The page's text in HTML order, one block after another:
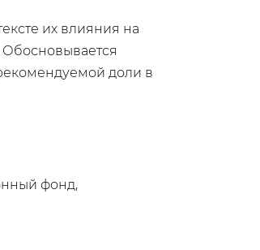
их влияния на
доли в
фонд,